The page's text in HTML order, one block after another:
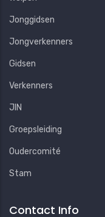
Jonggidsen
Jongverkenners
Gidsen
Verkenners
JIN
Groepsleiding
Oudercomité
Stam
Contact Info